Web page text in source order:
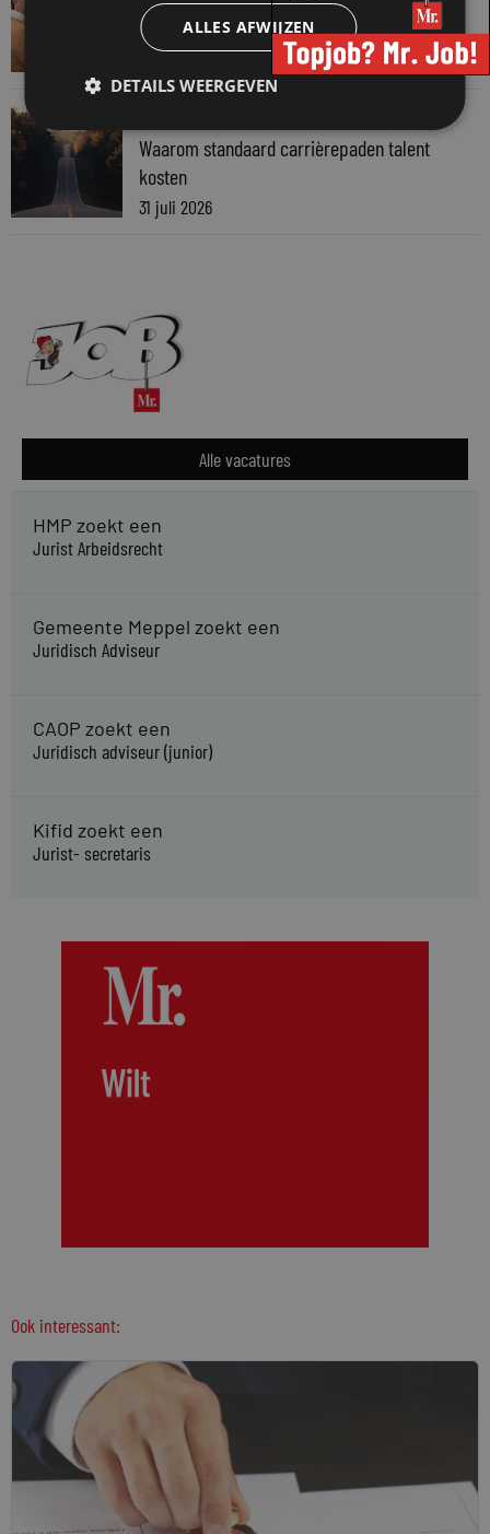
advocatenkantoor hetzelfde kan blijven
Waarom standaard carrièrepaden talent
kosten
31 juli 2026
Alle vacatures
HMP zoekt een
Jurist Arbeidsrecht
Gemeente Meppel zoekt een
Juridisch Adviseur
CAOP zoekt een
Juridisch adviseur (junior)
Kifid zoekt een
Jurist- secretaris
Ook interessant:
ALLES AFWIJZEN
DETAILS WEERGEVEN